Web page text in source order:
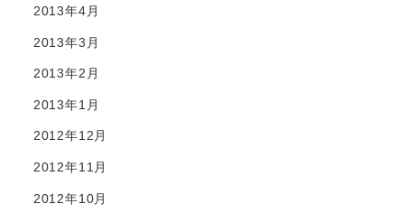
2013年4月
2013年3月
2013年2月
2013年1月
2012年12月
2012年11月
2012年10月